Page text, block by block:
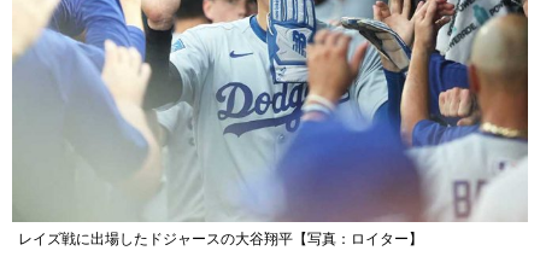
レイズ戦に出場したドジャースの大谷翔平【写真：ロイター】